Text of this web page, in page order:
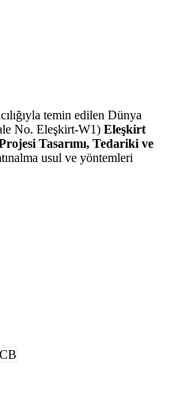
temin edilen Dünya
No. Eleşkirt-W1) Eleşkirt
Tasarımı, Tedariki ve
usul ve yöntemleri